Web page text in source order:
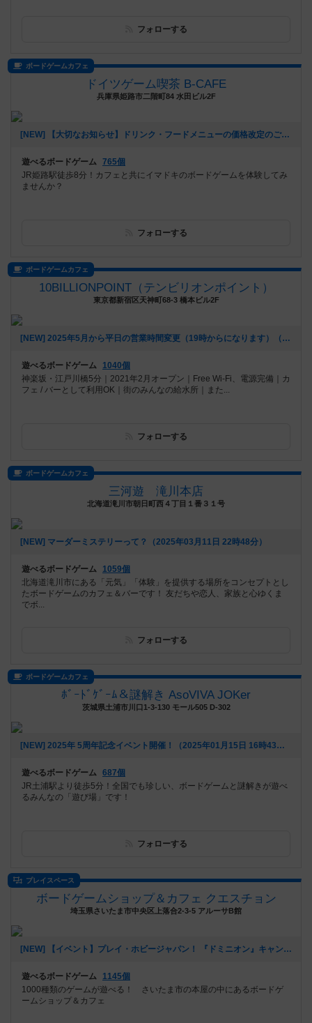
フォローする
ボードゲームカフェ
ドイツゲーム喫茶 B-CAFE
兵庫県姫路市二階町84 水田ビル2F
[NEW] 【大切なお知らせ】ドリンク・フードメニューの価格改定のご案内（2025年08月05日 16時49分）
遊べるボードゲーム 765個
JR姫路駅徒歩8分！カフェと共にイマドキのボードゲームを体験してみ
ませんか？
フォローする
ボードゲームカフェ
10BILLIONPOINT（テンビリオンポイント）
東京都新宿区天神町68-3 橋本ビル2F
[NEW] 2025年5月から平日の営業時間変更（19時からになります）（2025年06月20日 16時25分）
遊べるボードゲーム
1040個
神楽坂・江戸川橋5分｜2021年2月オープン｜Free Wi-Fi、電源完備｜カ
フェ / バーとして利用OK｜街のみんなの給水所｜また...
フォローする
ボードゲームカフェ
三河遊 滝川本店
北海道滝川市朝日町西４丁目１番３１号
[NEW] マーダーミステリーって？（2025年03月11日 22時48分）
遊べるボードゲーム
1059個
北海道滝川市にある「元気」「体験」を提供する場所をコンセプトとし
たボードゲームのカフェ＆バーです！ 友だちや恋人、家族と心ゆくま
でボ...
フォローする
ボードゲームカフェ
ﾎﾞｰﾄﾞｹﾞｰﾑ＆謎解き AsoVIVA JOKer
茨城県土浦市川口1-3-130 モール505 D-302
[NEW] 2025年 5周年記念イベント開催！（2025年01月15日 16時43分）
遊べるボードゲーム 687個
JR土浦駅より徒歩5分！全国でも珍しい、ボードゲームと謎解きが遊べ
るみんなの「遊び場」です！
フォローする
プレイスペース
ボードゲームショップ＆カフェ クエスチョン
埼玉県さいたま市中央区上落合2-3-5 アルーサB館
[NEW] 【イベント】プレイ・ホビージャパン！ 『ドミニオン』キャンペーン開催！（11/4 追記アリ）（2024年10月24日 21時41分）
遊べるボードゲーム
1145個
1000種類のゲームが遊べる！ さいたま市の本屋の中にあるボードゲ
ームショップ＆カフェ